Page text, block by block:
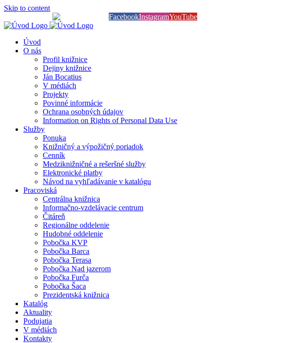
Skip to content
FacebookInstagramYouTube
Úvod
O nás
Profil knižnice
Dejiny knižnice
Ján Bocatius
V médiách
Projekty
Povinné informácie
Ochrana osobných údajov
Information on Rights of Personal Data Use
Služby
Ponuka
Knižničný a výpožičný poriadok
Cenník
Medziknižničné a rešeršné služby
Elektronické platby
Návod na vyhľadávanie v katalógu
Pracoviská
Centrálna knižnica
Informačno-vzdelávacie centrum
Čitáreň
Regionálne oddelenie
Hudobné oddelenie
Pobočka KVP
Pobočka Barca
Pobočka Terasa
Pobočka Nad jazerom
Pobočka Furča
Pobočka Šaca
Prezidentská knižnica
Katalóg
Aktuality
Podujatia
V médiách
Kontakty